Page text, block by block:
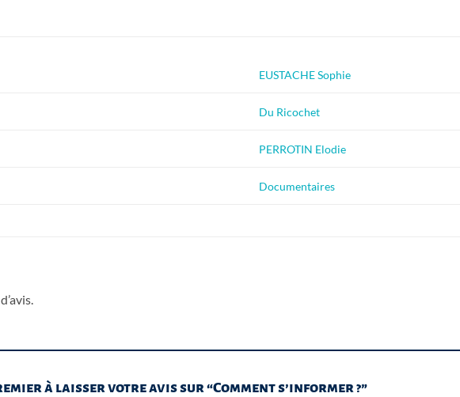
EUSTACHE Sophie
Du Ricochet
PERROTIN Elodie
Documentaires
à laisser votre avis sur “Comment s’informer ?”